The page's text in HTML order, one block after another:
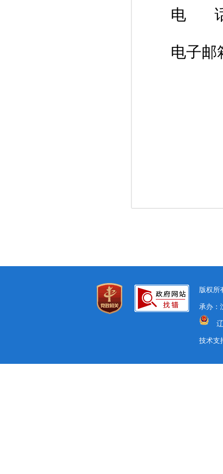
电 话
电子邮
版权所
承办：
技术支